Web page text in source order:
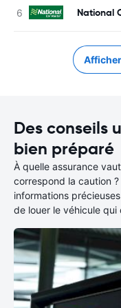
National
Des conseils
bien préparé
À quelle assurance
correspond la caution
informations
de louer le véhicule qui